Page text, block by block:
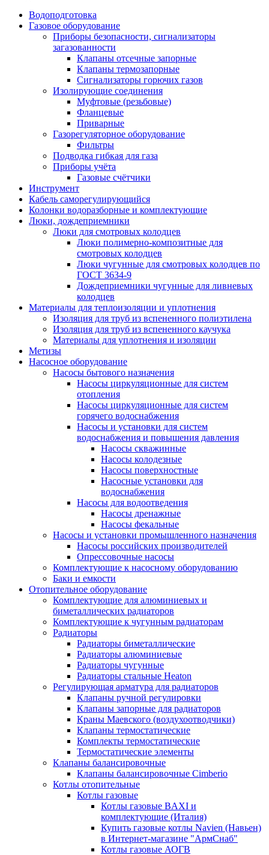
Водоподготовка
Газовое оборудование
Приборы безопасности, сигнализаторы
загазованности
Клапаны отсечные запорные
Клапаны термозапорные
Сигнализаторы горючих газов
Изолирующие соединения
Муфтовые (резьбовые)
Фланцевые
Приварные
Газорегуляторное оборудование
Фильтры
Подводка гибкая для газа
Приборы учёта
Газовые счётчики
Инструмент
Кабель саморегулирующийся
Колонки водоразборные и комплектующие
Люки, дождеприемники
Люки для смотровых колодцев
Люки полимерно-композитные для
смотровых колодцев
Люки чугунные для смотровых колодцев по
ГОСТ 3634-9
Дождеприемники чугунные для ливневых
колодцев
Материалы для теплоизоляции и уплотнения
Изоляция для труб из вспененного полиэтилена
Изоляция для труб из вспененного каучука
Материалы для уплотнения и изоляции
Метизы
Насосное оборудование
Насосы бытового назначения
Насосы циркуляционные для систем
отопления
Насосы циркуляционные для систем
горячего водоснабжения
Насосы и установки для систем
водоснабжения и повышения давления
Насосы скважинные
Насосы колодезные
Насосы поверхностные
Насосные установки для
водоснабжения
Насосы для водоотведения
Насосы дренажные
Насосы фекальные
Насосы и установки промышленного назначения
Насосы российских производителей
Опрессовочные насосы
Комплектующие к насосному оборудованию
Баки и емкости
Отопительное оборудование
Комплектующие для алюминиевых и
биметаллических радиаторов
Комплектующие к чугунным радиаторам
Радиаторы
Радиаторы биметаллические
Радиаторы алюминиевые
Радиаторы чугунные
Радиаторы стальные Heaton
Регулирующая арматура для радиаторов
Клапаны ручной регулировки
Клапаны запорные для радиаторов
Краны Маевского (воздухоотводчики)
Клапаны термостатические
Комплекты термостатические
Термостатические элементы
Клапаны балансировочные
Клапаны балансировочные Cimberio
Котлы отопительные
Котлы газовые
Котлы газовые BAXI и
комплектующие (Италия)
Купить газовые котлы Navien (Навьен)
в Интернет-магазине "АрмСнаб"
Котлы газовые АОГВ